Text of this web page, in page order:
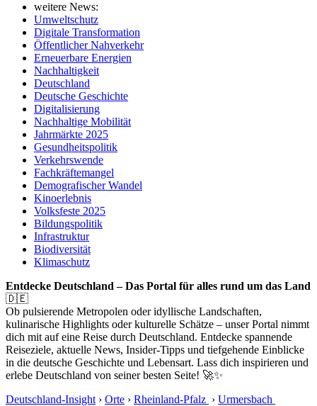
weitere News:
Umweltschutz
Digitale Transformation
Öffentlicher Nahverkehr
Erneuerbare Energien
Nachhaltigkeit
Deutschland
Deutsche Geschichte
Digitalisierung
Nachhaltige Mobilität
Jahrmärkte 2025
Gesundheitspolitik
Verkehrswende
Fachkräftemangel
Demografischer Wandel
Kinoerlebnis
Volksfeste 2025
Bildungspolitik
Infrastruktur
Biodiversität
Klimaschutz
Entdecke Deutschland – Das Portal für alles rund um das Land
🇩🇪
Ob pulsierende Metropolen oder idyllische Landschaften,
kulinarische Highlights oder kulturelle Schätze – unser Portal nimmt
dich mit auf eine Reise durch Deutschland. Entdecke spannende
Reiseziele, aktuelle News, Insider-Tipps und tiefgehende Einblicke
in die deutsche Geschichte und Lebensart. Lass dich inspirieren und
erlebe Deutschland von seiner besten Seite! 🚀✨
Deutschland-Insight › Orte › Rheinland-Pfalz › Urmersbach